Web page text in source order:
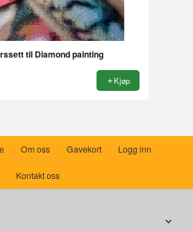
til Diamond painting
Kjøp
Om oss Gavekort Logg inn
Kontakt oss